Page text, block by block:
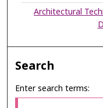
Architectural
Search
Enter search terms: